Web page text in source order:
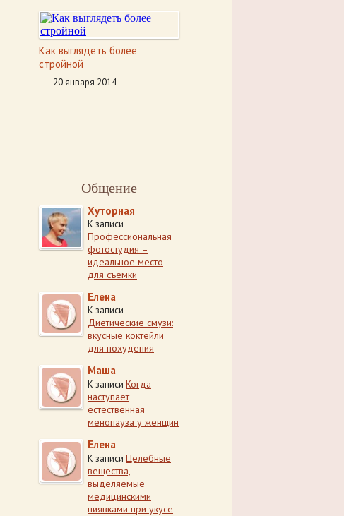
Как выглядеть более
стройной
20 января 2014
Общение
Хуторная
К записи
Профессиональная
фотостудия –
идеальное место
для съемки
Елена
К записи
Диетические смузи:
вкусные коктейли
для похудения
Маша
К записи Когда
наступает
естественная
менопауза у женщин
Елена
К записи Целебные
вещества,
выделяемые
медицинскими
пиявками при укусе